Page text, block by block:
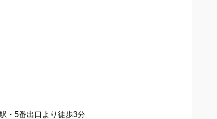
・5番出口より徒歩3分